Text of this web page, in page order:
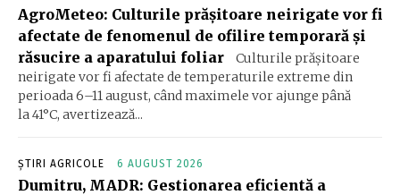
AgroMeteo: Culturile prăşitoare neirigate vor fi
afectate de fenomenul de ofilire temporară şi
răsucire a aparatului foliar
Culturile prășitoare
neirigate vor fi afectate de temperaturile extreme din
perioada 6–11 august, când maximele vor ajunge până
la 41°C, avertizează...
ȘTIRI AGRICOLE 6 AUGUST 2026
Dumitru, MADR: Gestionarea eficientă a